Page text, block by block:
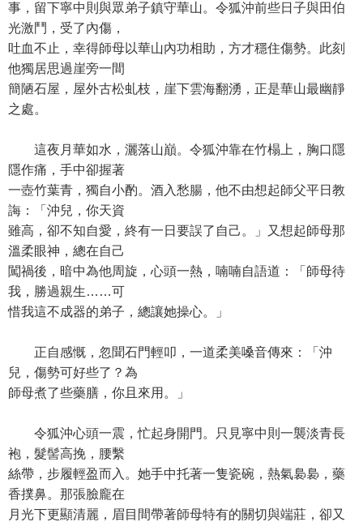
事，留下寧中則與眾弟子鎮守華山。令狐沖前些日子與田伯
光激鬥，受了內傷，
吐血不止，幸得師母以華山內功相助，方才穩住傷勢。此刻
他獨居思過崖旁一間
簡陋石屋，屋外古松虬枝，崖下雲海翻湧，正是華山最幽靜
之處。
這夜月華如水，灑落山巔。令狐沖靠在竹榻上，胸口隱
隱作痛，手中卻握著
一壺竹葉青，獨自小酌。酒入愁腸，他不由想起師父平日教
誨：「沖兒，你天資
雖高，卻不知自愛，終有一日要誤了自己。」又想起師母那
溫柔眼神，總在自己
闖禍後，暗中為他周旋，心頭一熱，喃喃自語道：「師母待
我，勝過親生……可
惜我這不成器的弟子，總讓她操心。」
正自感慨，忽聞石門輕叩，一道柔美嗓音傳來：「沖
兒，傷勢可好些了？為
師母煮了些藥膳，你且來用。」
令狐沖心頭一震，忙起身開門。只見寧中則一襲淡青長
袍，髮髻高挽，腰繫
絲帶，步履輕盈而入。她手中托著一隻瓷碗，熱氣裊裊，藥
香撲鼻。那張臉龐在
月光下更顯清麗，眉目間帶著師母特有的關切與端莊，卻又